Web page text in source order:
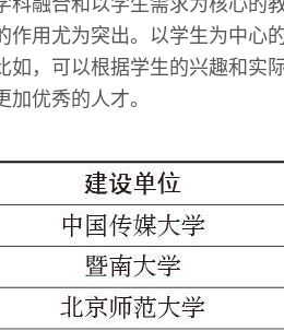
科融合和以学生需求为核心的
作用尤为突出。以学生为中心
如，可以根据学生的兴趣和实
优秀的人才。